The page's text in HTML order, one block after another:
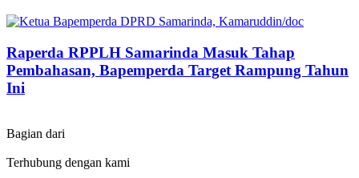
Raperda RPPLH Samarinda Masuk Tahap
Pembahasan, Bapemperda Target Rampung Tahun
Ini
Bagian dari
Terhubung dengan kami